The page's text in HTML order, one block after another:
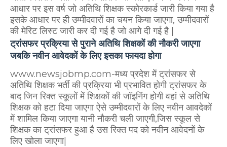
आधार पर इस वर्ष जो अतिथि शिक्षक स्कोरकार्ड जारी किया गया है
इसके आधार पर ही उम्मीदवारों का चयन किया जाएगा, उम्मीदवारों
की मेरिट लिस्ट जारी कर दी गई है जो आगे दी गई है |
ट्रांसफर प्रक्रिया से पुराने अतिथि शिक्षकों की नौकरी जाएगा
जबकि नवीन आवेदकों के लिए इसका फायदा होगा
www.newsjobmp.com-मध्य प्रदेश में ट्रांसफर से
अतिथि शिक्षक भर्ती की प्रक्रिया भी प्रभावित होगी ट्रांसफर के
बाद जिन रिक्त स्कूलों में शिक्षकों की जॉइनिंग होगी वहां से अतिथि
शिक्षक को हटा दिया जाएगा ऐसे उम्मीदवारों के लिए नवीन आवदेकों
में शामिल किया जाएगा यानी नौकरी चली जाएगी,जिस स्कूल से
शिक्षक का ट्रांसफर हुआ है उस रिक्त पद को नवीन आवेदनों के
लिए खोला जाएगा|